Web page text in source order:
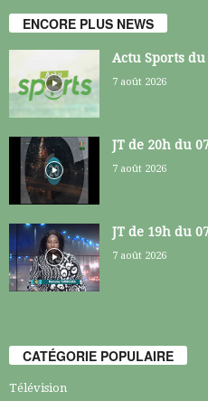
ENCORE PLUS NEWS
Actu Sports du
7 août 2026
JT de 20h du
7 août 2026
JT de 19h du
7 août 2026
CATÉGORIE POPULAIRE
Télévision